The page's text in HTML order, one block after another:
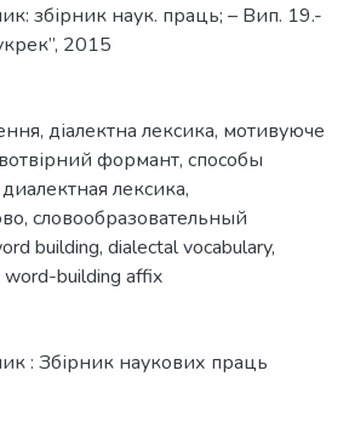
збірник наук. праць; – Вип. 19.-
2015
, діалектна лексика, мотивуюче
формант, способы
диалектная лексика,
, словообразовательный
building, dialectal vocabulary,
word-building affix
: Збірник наукових праць